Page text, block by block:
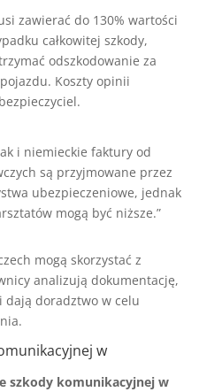
zawierać do 130% wartości
całkowitej szkody,
odszkodowanie za
Koszty opinii
i niemieckie faktury od
są przyjmowane przez
ubezpieczeniowe, jednak
mogą być niższe.”
mogą skorzystać z
analizują dokumentację,
doradztwo w celu
w
szkody komunikacyjnej w